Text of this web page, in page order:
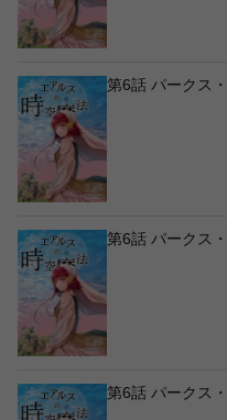
第6話 パークス
第6話 パークス
第6話 パークス